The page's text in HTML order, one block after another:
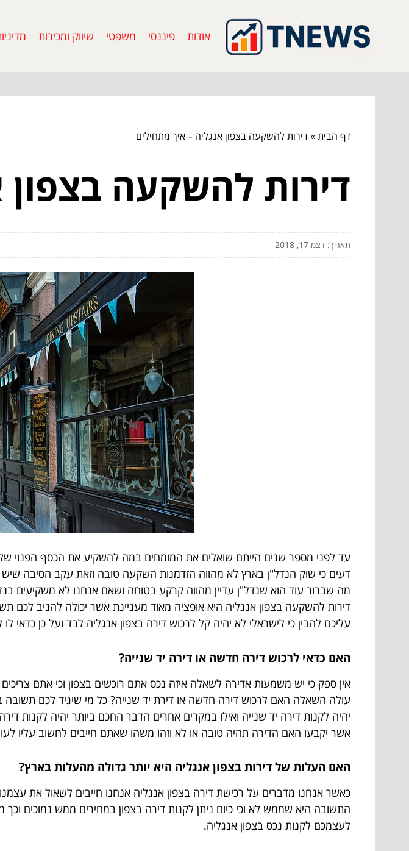
אודות פיננסי משפטי שיווק ומכירות
דף הבית»דירות להשקעה בצפון אנגליה – איך מתחילים
דירות להשקעה בצפון
תאריך: דצמ 17, 2018
עד לפני מספר שנים הייתם שואלים את המומחים במה להשקיע את הכסף הפנוי
דעים כי שוק הנדל"ן בארץ לא מהווה הזדמנות השקעה טובה וזאת עקב הסיבה שיש
מה שברור עוד הוא שנדל"ן עדיין מהווה קרקע בטוחה ושאם אנחנו לא משקיעים
דירות להשקעה בצפון אנגליה היא אופציה מאוד מעניינת אשר יכולה להניב לכם
עליכם להבין כי לישראלי לא יהיה קל לרכוש דירה בצפון אנגליה לבד ועל כן
האם כדאי לרכוש דירה חדשה או דירה יד שנייה?
אין ספק כי יש משמעות אדירה לשאלה איזה נכס אתם רוכשים בצפון וכי אתם
עולה השאלה האם לרכוש דירה חדשה או דירת יד שנייה? כל מי שיגיד לכם
יהיה לקנות דירה יד שנייה ואילו במקרים אחרים הדבר החכם ביותר יהיה
אשר יקבעו האם הדירה תהיה טובה או לא וזהו משהו שאתם חייבים לחשוב עליו
האם העלות של דירות בצפון אנגליה היא יותר גדולה מהעלות בארץ?
כאשר אנחנו מדברים על רכישת דירה בצפון אנגליה אנחנו חייבים לשאול את
התשובה היא שממש לא וכי כיום ניתן לקנות דירה בצפון במחירים ממש נמוכים
לעצמכם לקנות נכס בצפון אנגליה.